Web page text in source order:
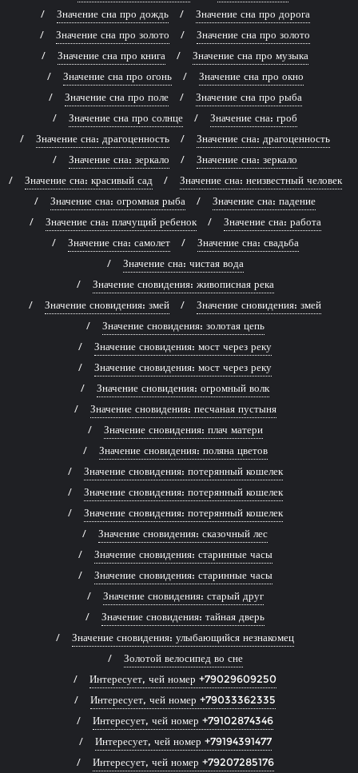
Значение сна про дождь
Значение сна про дорога
Значение сна про золото
Значение сна про золото
Значение сна про книга
Значение сна про музыка
Значение сна про огонь
Значение сна про окно
Значение сна про поле
Значение сна про рыба
Значение сна про солнце
Значение сна: гроб
Значение сна: драгоценность
Значение сна: драгоценность
Значение сна: зеркало
Значение сна: зеркало
Значение сна: красивый сад
Значение сна: неизвестный человек
Значение сна: огромная рыба
Значение сна: падение
Значение сна: плачущий ребенок
Значение сна: работа
Значение сна: самолет
Значение сна: свадьба
Значение сна: чистая вода
Значение сновидения: живописная река
Значение сновидения: змей
Значение сновидения: змей
Значение сновидения: золотая цепь
Значение сновидения: мост через реку
Значение сновидения: мост через реку
Значение сновидения: огромный волк
Значение сновидения: песчаная пустыня
Значение сновидения: плач матери
Значение сновидения: поляна цветов
Значение сновидения: потерянный кошелек
Значение сновидения: потерянный кошелек
Значение сновидения: потерянный кошелек
Значение сновидения: сказочный лес
Значение сновидения: старинные часы
Значение сновидения: старинные часы
Значение сновидения: старый друг
Значение сновидения: тайная дверь
Значение сновидения: улыбающийся незнакомец
Золотой велосипед во сне
Интересует, чей номер +79029609250
Интересует, чей номер +79033362335
Интересует, чей номер +79102874346
Интересует, чей номер +79194391477
Интересует, чей номер +79207285176